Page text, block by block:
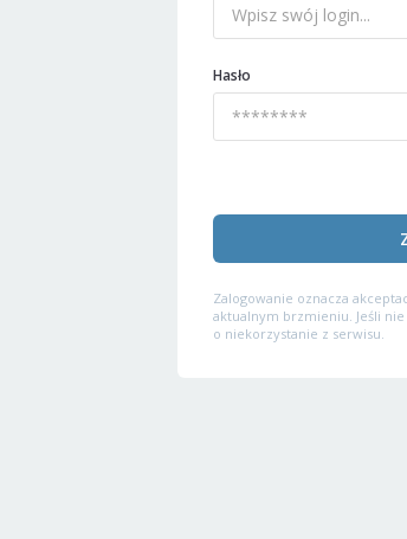
Hasło
Zalogowanie oznacza
aktualnym brzmieniu. Jeśli
o niekorzystanie z serwisu.